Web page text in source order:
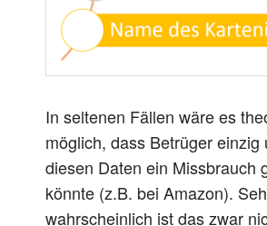
In seltenen Fällen wäre es
möglich, dass Betrüger einzig
diesen Daten ein Missbrauch
könnte (z.B. bei Amazon).
wahrscheinlich ist das zwar